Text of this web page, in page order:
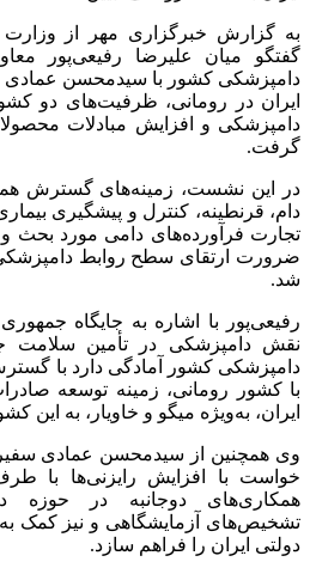
به گزارش خبرگزاری مهر از
گفتگو میان علیرضا رفیعی‌پور
دامپزشکی کشور با سیدمحسن عمادی
ایران در رومانی، ظرفیت‌های دو
دامپزشکی و افزایش مبادلات
گرفت.
در این نشست، زمینه‌های گسترش
دام، قرنطینه، کنترل و پیشگیری
تجارت فرآورده‌های دامی مورد بحث
ضرورت ارتقای سطح روابط دامپزشکی
شد.
رفیعی‌پور با اشاره به جایگاه
نقش دامپزشکی در تأمین سلامت
دامپزشکی کشور آمادگی دارد با
با کشور رومانی، زمینه توسعه
ایران، به‌ویژه میگو و خاویار، به این
وی همچنین از سیدمحسن عمادی
خواست با افزایش رایزنی‌ها با
همکاری‌های دوجانبه در حوزه
تشخیص‌های آزمایشگاهی و نیز کمک به
دولتی ایران را فراهم سازد.